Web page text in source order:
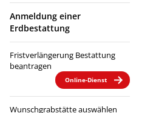
Anmeldung einer
Erdbestattung
Fristverlängerung Bestattung
beantragen
Online-Dienst
Wunschgrabstätte auswählen